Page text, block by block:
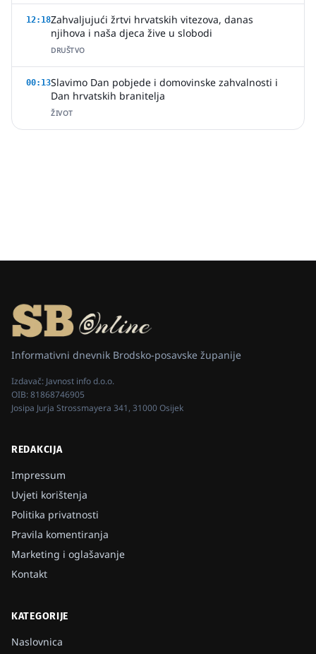
12:18Zahvaljujući žrtvi hrvatskih vitezova, danas
njihova i naša djeca žive u slobodi
DRUŠTVO
00:13Slavimo Dan pobjede i domovinske zahvalnosti i
Dan hrvatskih branitelja
ŽIVOT
Informativni dnevnik Brodsko-posavske županije
Izdavač: Javnost info d.o.o.
OIB:81868746905
Josipa Jurja Strossmayera 341, 31000 Osijek
REDAKCIJA
Impressum
Uvjeti korištenja
Politika privatnosti
Pravila komentiranja
Marketing i oglašavanje
Kontakt
KATEGORIJE
Naslovnica